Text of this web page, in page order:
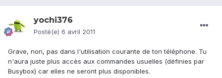
yochi376
Posté(e) 6 avril 2011
Grave, non, pas dans l'utilisation courante de ton téléphone. Tu
n'aura juste plus accès aux commandes usuelles (définies par
Busybox) car elles ne seront plus disponibles.